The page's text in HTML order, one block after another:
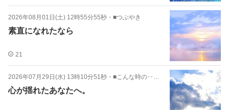
2026年08月01日(土) 12時55分55秒 ・ ■つぶやき
素直になれたなら
21
2026年07月29日(水) 13時10分51秒 ・ ■こんな時の‥知恵袋
心が揺れたあなたへ。